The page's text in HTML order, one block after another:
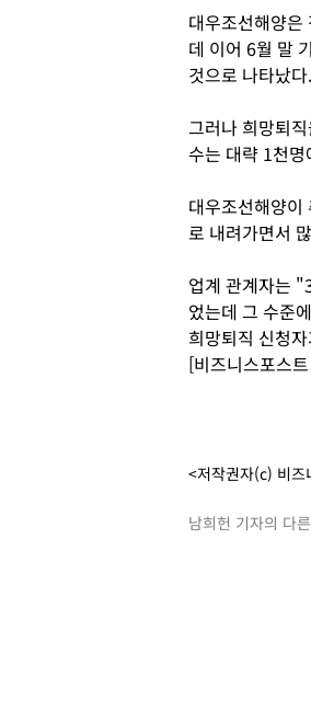
대우조선해양
데 이어 6월 말
것으로 나타났다.
그러나 희망퇴
수는 대략 1천
대우조선해양이
로 내려가면서
업계 관계자는
었는데 그 수준
희망퇴직 신청
[비즈니스포스
<저작권자(c) 비즈
남희헌 기자의 다